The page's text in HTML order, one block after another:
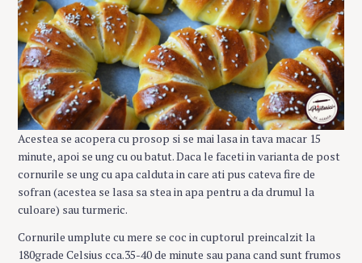
Acestea se acopera cu prosop si se mai lasa in tava macar 15
minute, apoi se ung cu ou batut. Daca le faceti in varianta de post
cornurile se ung cu apa calduta in care ati pus cateva fire de
sofran (acestea se lasa sa stea in apa pentru a da drumul la
culoare) sau turmeric.
Cornurile umplute cu mere se coc in cuptorul preincalzit la
180grade Celsius cca.35-40 de minute sau pana cand sunt frumos